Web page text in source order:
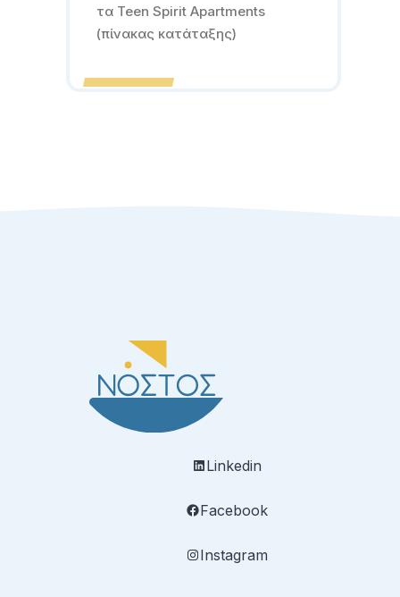
τα Teen Spirit Apartments
(πίνακας κατάταξης)
Linkedin
Facebook
Instagram